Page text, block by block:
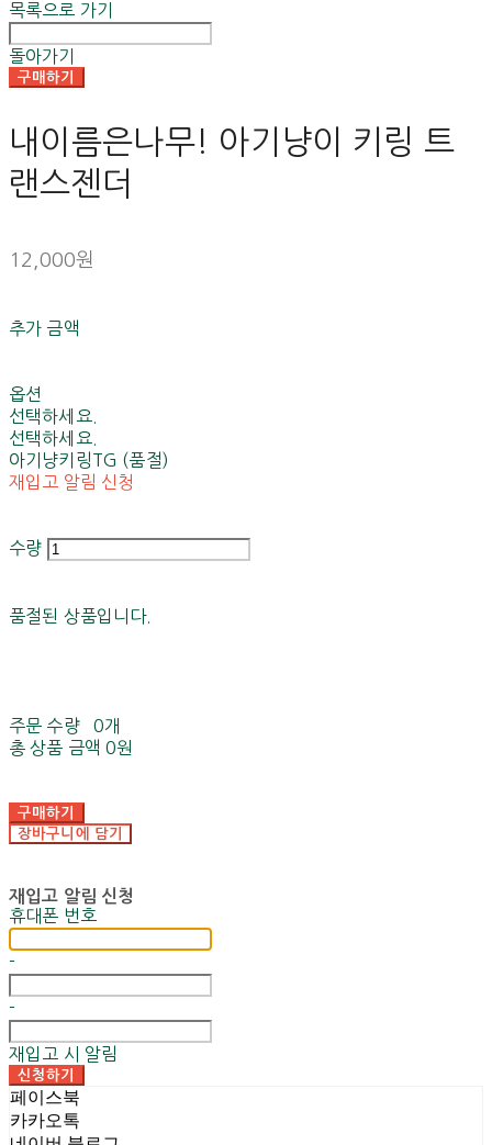
목록으로 가기
돌아가기
구매하기
내이름은나무! 아기냥이 키링 트
랜스젠더
12,000원
추가 금액
옵션
선택하세요.
선택하세요.
아기냥키링TG (품절)
재입고 알림 신청
수량
품절된 상품입니다.
주문 수량
0개
총 상품 금액 0원
구매하기
장바구니에 담기
재입고 알림 신청
휴대폰 번호
-
-
재입고 시 알림
신청하기
페이스북
카카오톡